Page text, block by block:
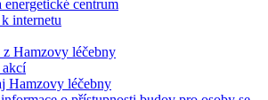
energetické centrum
internetu
Hamzovy léčebny
akcí
Hamzovy léčebny